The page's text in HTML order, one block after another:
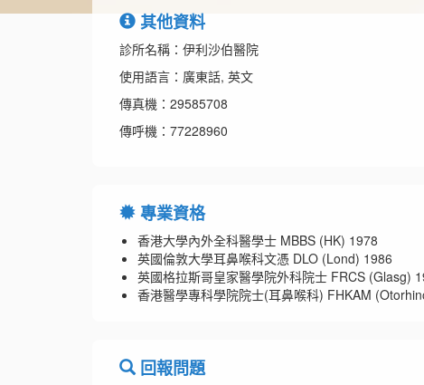
其他資料
診所名稱：伊利沙伯醫院
使用語言：廣東話, 英文
傳真機：29585708
傳呼機：77228960
專業資格
香港大學內外全科醫學士 MBBS (HK) 1978
英國倫敦大學耳鼻喉科文憑 DLO (Lond) 1986
英國格拉斯哥皇家醫學院外科院士 FRCS (Glasg)
香港醫學專科學院院士(耳鼻喉科) FHKAM
回報問題